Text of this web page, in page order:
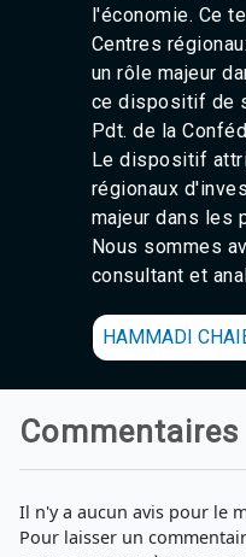
l'économie. Ce
Centres
un rôle majeur
ce dispositif de
Pdt. de la
Le dispositif
régionaux
majeur dans les
Nous sommes
consultant et
HAMMADI
Commentaires
Il n'y a aucun avis pour le
Pour laisser un